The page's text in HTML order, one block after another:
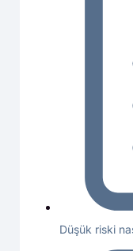
Düşük riski